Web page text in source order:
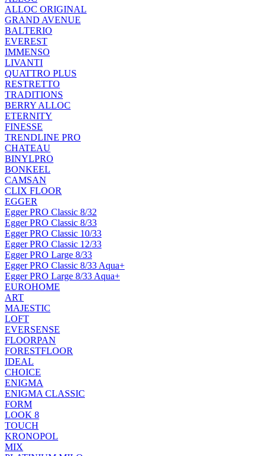
ALLOC ORIGINAL
GRAND AVENUE
BALTERIO
EVEREST
IMMENSO
LIVANTI
QUATTRO PLUS
RESTRETTO
TRADITIONS
BERRY ALLOC
ETERNITY
FINESSE
TRENDLINE PRO
CHATEAU
BINYLPRO
BONKEEL
CAMSAN
CLIX FLOOR
EGGER
Egger PRO Classic 8/32
Egger PRO Classic 8/33
Egger PRO Classic 10/33
Egger PRO Classic 12/33
Egger PRO Large 8/33
Egger PRO Classic 8/33 Aqua+
Egger PRO Large 8/33 Aqua+
EUROHOME
ART
MAJESTIC
LOFT
EVERSENSE
FLOORPAN
FORESTFLOOR
IDEAL
CHOICE
ENIGMA
ENIGMA CLASSIC
FORM
LOOK 8
TOUCH
KRONOPOL
MIX